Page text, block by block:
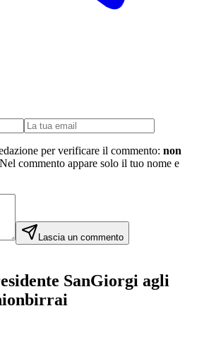
per verificare il commento: non
commento appare solo il tuo nome e
Lascia un commento
SanGiorgi agli